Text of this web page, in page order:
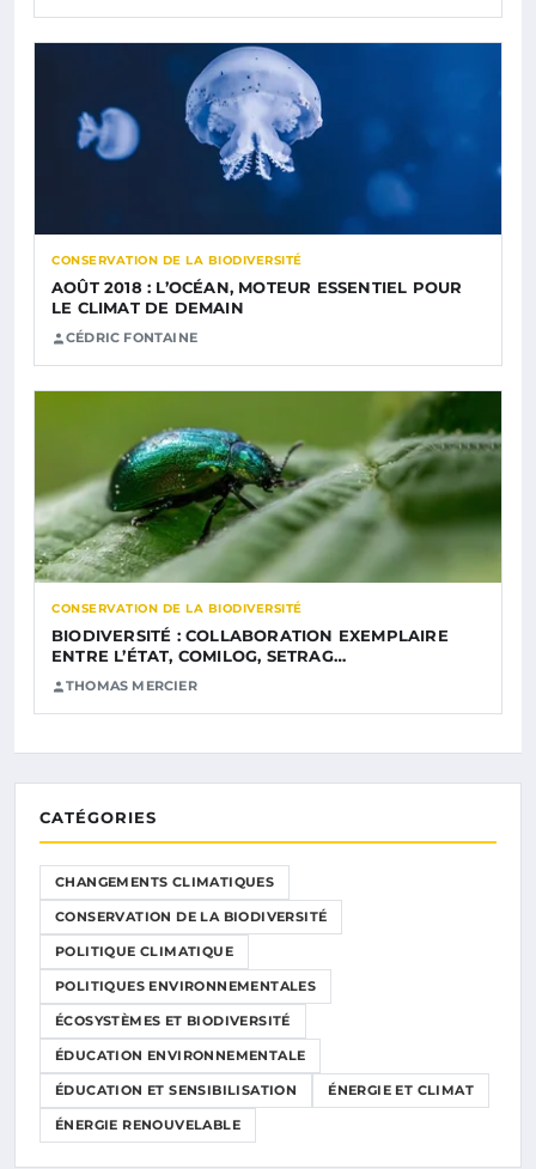
CONSERVATION DE LA BIODIVERSITÉ
AOÛT 2018 : L’OCÉAN, MOTEUR ESSENTIEL POUR
LE CLIMAT DE DEMAIN
CÉDRIC FONTAINE
CONSERVATION DE LA BIODIVERSITÉ
BIODIVERSITÉ : COLLABORATION EXEMPLAIRE
ENTRE L’ÉTAT, COMILOG, SETRAG…
THOMAS MERCIER
CATÉGORIES
CHANGEMENTS CLIMATIQUES
CONSERVATION DE LA BIODIVERSITÉ
POLITIQUE CLIMATIQUE
POLITIQUES ENVIRONNEMENTALES
ÉCOSYSTÈMES ET BIODIVERSITÉ
ÉDUCATION ENVIRONNEMENTALE
ÉDUCATION ET SENSIBILISATION ÉNERGIE ET CLIMAT
ÉNERGIE RENOUVELABLE